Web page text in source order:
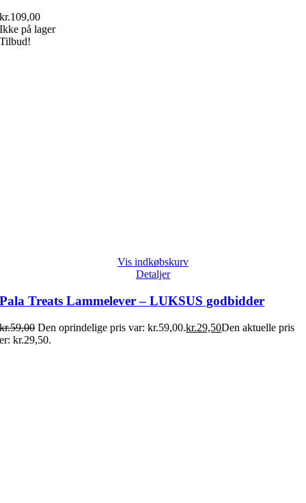
kr.109,00
Ikke på lager
Tilbud!
Vis indkøbskurv
Detaljer
Pala Treats Lammelever – LUKSUS godbidder
kr.59,00 Den oprindelige pris var: kr.59,00.kr.29,50Den aktuelle pris
er: kr.29,50.